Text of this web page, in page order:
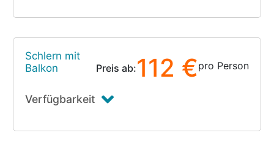
Schlern mit
Balkon
Preis ab:112 €pro Person
Verfügbarkeit